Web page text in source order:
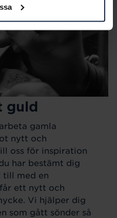
guld
gamla
nytt och
oss för inspiration
har bestämt dig
till med en
ett nytt och
Vi hjälper dig
som gått sönder så